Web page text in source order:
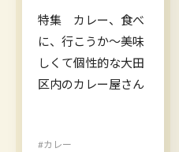
特集 カレー、食べ
に、行こうか〜美味
しくて個性的な大田
区内のカレー屋さん
#カレー